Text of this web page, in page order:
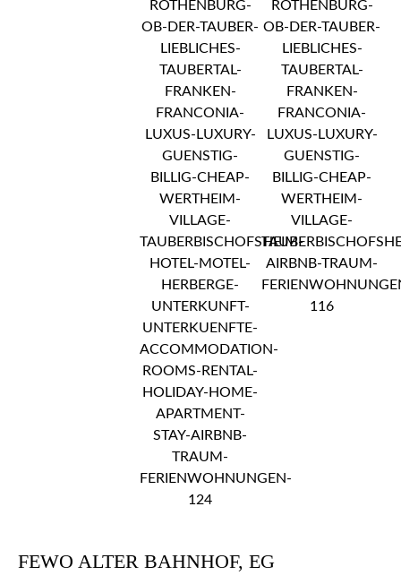
FEWO ALTER BAHNHOF, EG